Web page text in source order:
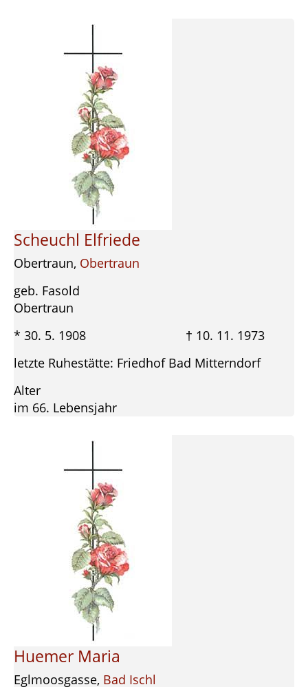
Scheuchl Elfriede
Obertraun, Obertraun
geb. Fasold
Obertraun
* 30. 5. 1908 † 10. 11. 1973
letzte Ruhestätte: Friedhof Bad Mitterndorf
Alter
im 66. Lebensjahr
Huemer Maria
Eglmoosgasse, Bad Ischl